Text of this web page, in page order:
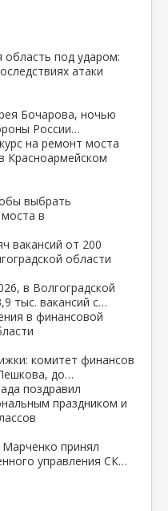
область под ударом:
атаки
Бочарова, ночью
России…
на ремонт моста
Красноармейском
выбрать
в
вакансий от 200
области
в Волгоградской
тыс. вакансий с…
в финансовой
комитет финансов
до…
поздравил
праздником и
принял
управления СК…